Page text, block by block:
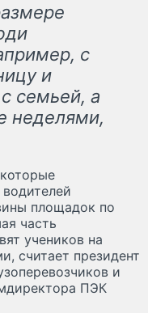
с
и
семьей, а
неделями,
площадок по
часть
учеников на
считает президент
и
ПЭК